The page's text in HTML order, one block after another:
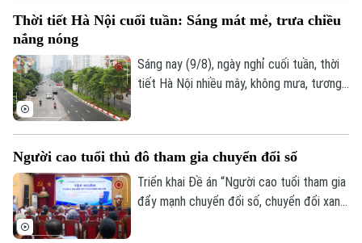
Chuyên mục
Thời sự
Hà Nội
Hà Nội
tháng 4 đến tháng 6, Việt Nam đã tăng
lên vị trí thứ tư trong nhóm những điểm
đến châu Á được tìm kiếm nhiều nhất.
Thời tiết Hà Nội cuối tuần: Sáng mát mẻ, trưa chiều
nắng nóng
Sáng nay (9/8), ngày nghỉ cuối tuần, thời
tiết Hà Nội nhiều mây, không mưa, tương
Người cao tuổi thủ đô tham gia chuyển đổi số
Triển khai Đề án “Người cao tuổi tham gia
đẩy mạnh chuyển đổi số, chuyển đổi xanh,